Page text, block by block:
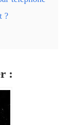
?
: